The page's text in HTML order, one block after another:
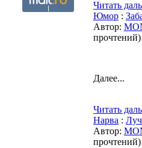
Читать
Юмор :
Автор:
прочтений)
Далее...
Читать
Нарва :
Автор:
прочтений)